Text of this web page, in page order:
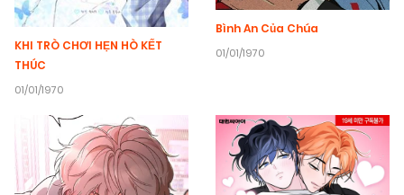
KHI TRÒ CHƠI HẸN HÒ KẾT
THÚC
01/01/1970
Bình An Của Chúa
01/01/1970